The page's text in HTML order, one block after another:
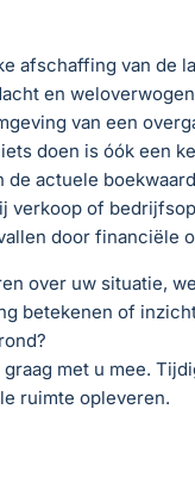
afschaffing van de
en
van een
doen is óók een
de actuele
verkoop of
door financiële
over uw situatie,
betekenen of
met u mee.
ruimte opleveren.